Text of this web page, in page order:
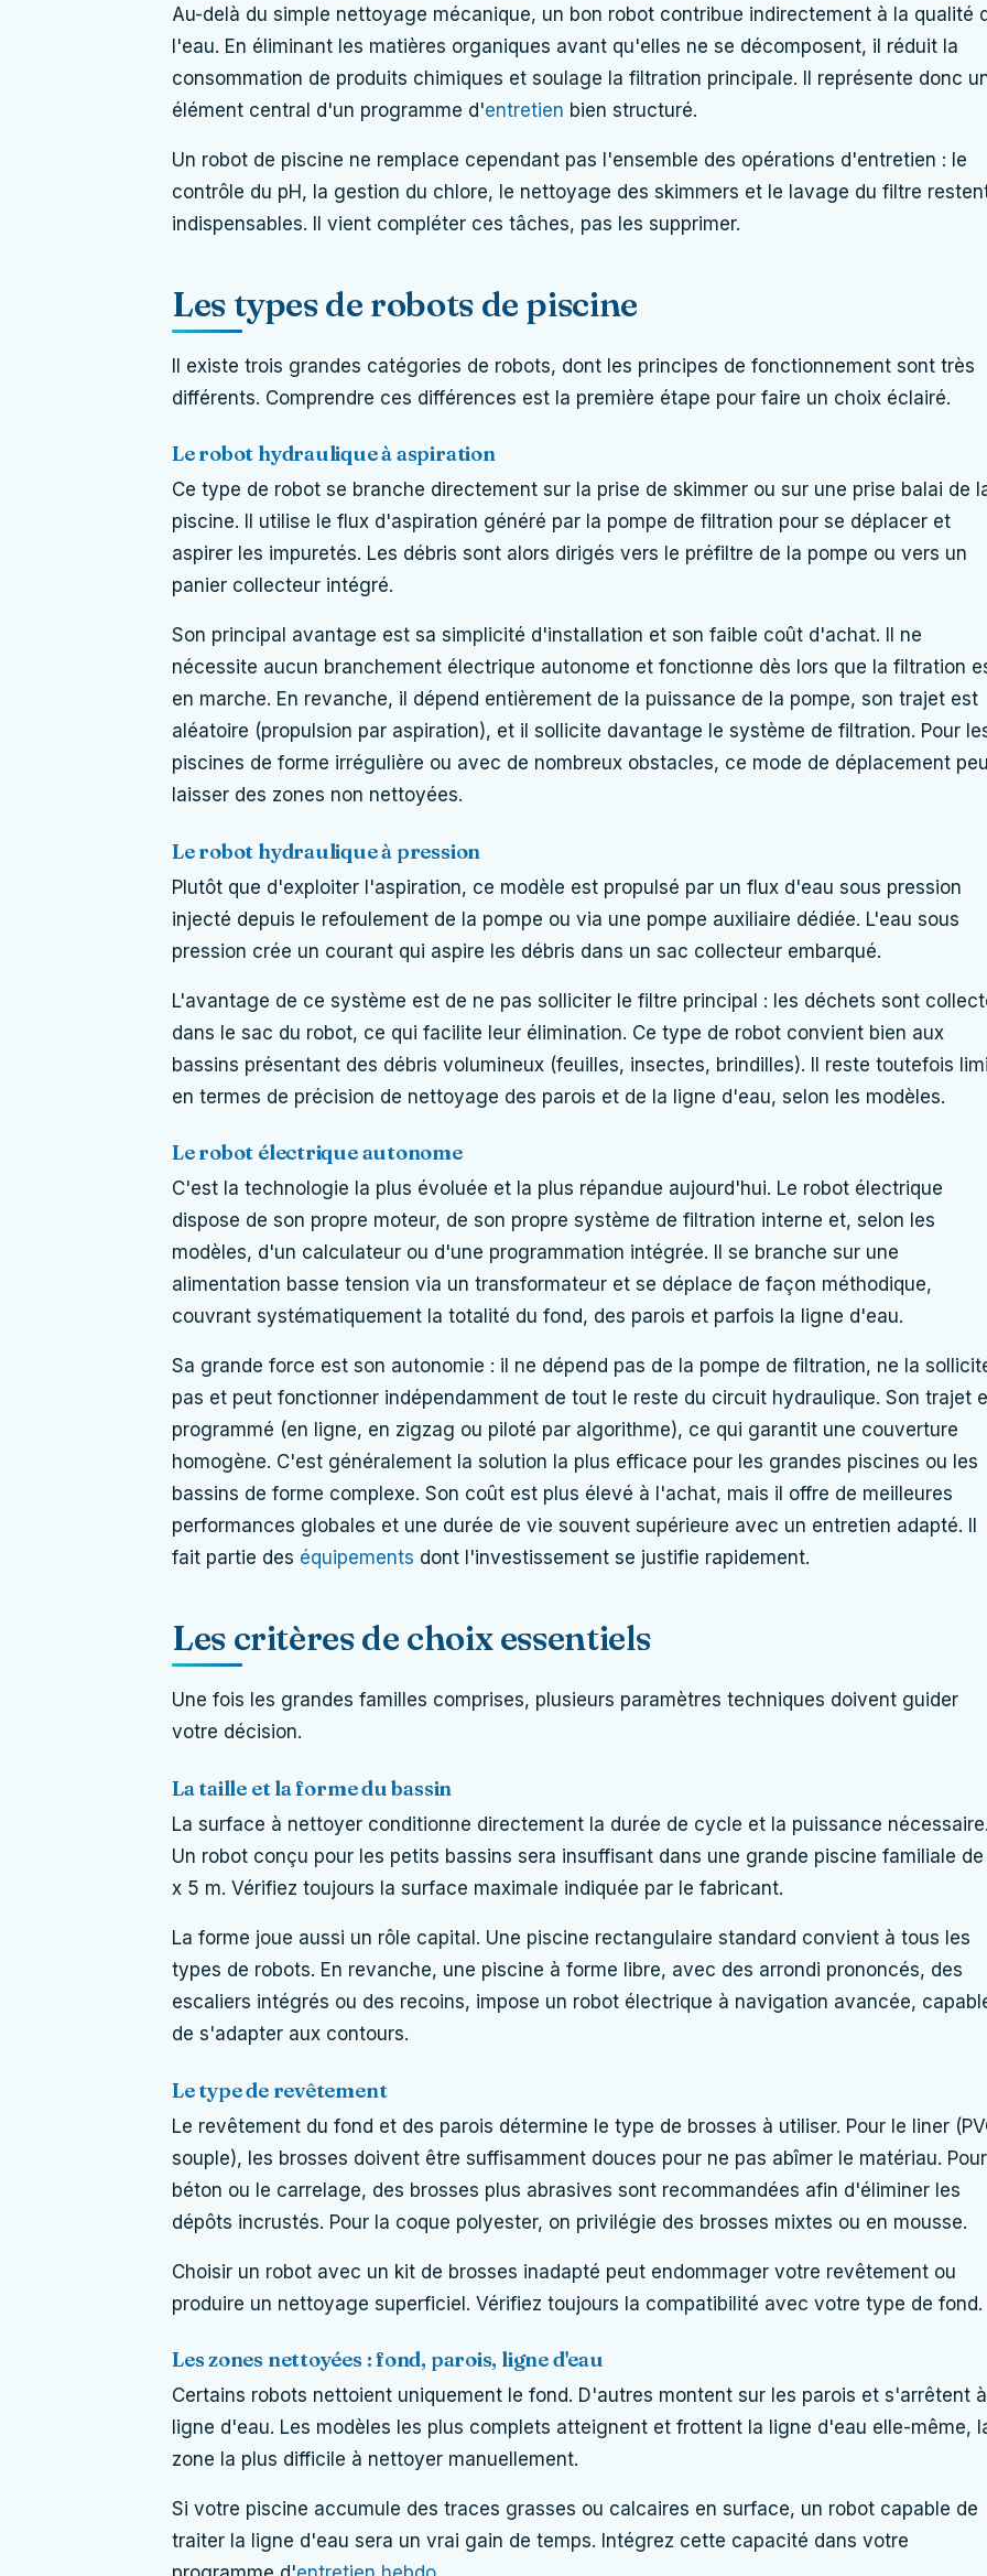
Au-delà du simple nettoyage mécanique, un bon robot contribue indirectement à la qualité
l'eau. En éliminant les matières organiques avant qu'elles ne se décomposent, il réduit la
consommation de produits chimiques et soulage la filtration principale. Il représente donc
élément central d'un programme d'entretien bien structuré.
Un robot de piscine ne remplace cependant pas l'ensemble des opérations d'entretien : le
contrôle du pH, la gestion du chlore, le nettoyage des skimmers et le lavage du filtre
indispensables. Il vient compléter ces tâches, pas les supprimer.
Les types de robots de piscine
Il existe trois grandes catégories de robots, dont les principes de fonctionnement sont très
différents. Comprendre ces différences est la première étape pour faire un choix éclairé.
Le robot hydraulique à aspiration
Ce type de robot se branche directement sur la prise de skimmer ou sur une prise balai de
piscine. Il utilise le flux d'aspiration généré par la pompe de filtration pour se déplacer et
aspirer les impuretés. Les débris sont alors dirigés vers le préfiltre de la pompe ou vers un
panier collecteur intégré.
Son principal avantage est sa simplicité d'installation et son faible coût d'achat. Il ne
nécessite aucun branchement électrique autonome et fonctionne dès lors que la filtration
en marche. En revanche, il dépend entièrement de la puissance de la pompe, son trajet est
aléatoire (propulsion par aspiration), et il sollicite davantage le système de filtration. Pour
piscines de forme irrégulière ou avec de nombreux obstacles, ce mode de déplacement
laisser des zones non nettoyées.
Le robot hydraulique à pression
Plutôt que d'exploiter l'aspiration, ce modèle est propulsé par un flux d'eau sous pression
injecté depuis le refoulement de la pompe ou via une pompe auxiliaire dédiée. L'eau sous
pression crée un courant qui aspire les débris dans un sac collecteur embarqué.
L'avantage de ce système est de ne pas solliciter le filtre principal : les déchets sont
dans le sac du robot, ce qui facilite leur élimination. Ce type de robot convient bien aux
bassins présentant des débris volumineux (feuilles, insectes, brindilles). Il reste toutefois
en termes de précision de nettoyage des parois et de la ligne d'eau, selon les modèles.
Le robot électrique autonome
C'est la technologie la plus évoluée et la plus répandue aujourd'hui. Le robot électrique
dispose de son propre moteur, de son propre système de filtration interne et, selon les
modèles, d'un calculateur ou d'une programmation intégrée. Il se branche sur une
alimentation basse tension via un transformateur et se déplace de façon méthodique,
couvrant systématiquement la totalité du fond, des parois et parfois la ligne d'eau.
Sa grande force est son autonomie : il ne dépend pas de la pompe de filtration, ne la
pas et peut fonctionner indépendamment de tout le reste du circuit hydraulique. Son trajet
programmé (en ligne, en zigzag ou piloté par algorithme), ce qui garantit une couverture
homogène. C'est généralement la solution la plus efficace pour les grandes piscines ou les
bassins de forme complexe. Son coût est plus élevé à l'achat, mais il offre de meilleures
performances globales et une durée de vie souvent supérieure avec un entretien adapté. Il
fait partie des équipements dont l'investissement se justifie rapidement.
Les critères de choix essentiels
Une fois les grandes familles comprises, plusieurs paramètres techniques doivent guider
votre décision.
La taille et la forme du bassin
La surface à nettoyer conditionne directement la durée de cycle et la puissance
Un robot conçu pour les petits bassins sera insuffisant dans une grande piscine familiale de
x 5 m. Vérifiez toujours la surface maximale indiquée par le fabricant.
La forme joue aussi un rôle capital. Une piscine rectangulaire standard convient à tous les
types de robots. En revanche, une piscine à forme libre, avec des arrondi prononcés, des
escaliers intégrés ou des recoins, impose un robot électrique à navigation avancée,
de s'adapter aux contours.
Le type de revêtement
Le revêtement du fond et des parois détermine le type de brosses à utiliser. Pour le liner
souple), les brosses doivent être suffisamment douces pour ne pas abîmer le matériau.
béton ou le carrelage, des brosses plus abrasives sont recommandées afin d'éliminer les
dépôts incrustés. Pour la coque polyester, on privilégie des brosses mixtes ou en mousse.
Choisir un robot avec un kit de brosses inadapté peut endommager votre revêtement ou
produire un nettoyage superficiel. Vérifiez toujours la compatibilité avec votre type de fond.
Les zones nettoyées : fond, parois, ligne d'eau
Certains robots nettoient uniquement le fond. D'autres montent sur les parois et s'arrêtent
ligne d'eau. Les modèles les plus complets atteignent et frottent la ligne d'eau elle-même,
zone la plus difficile à nettoyer manuellement.
Si votre piscine accumule des traces grasses ou calcaires en surface, un robot capable de
traiter la ligne d'eau sera un vrai gain de temps. Intégrez cette capacité dans votre